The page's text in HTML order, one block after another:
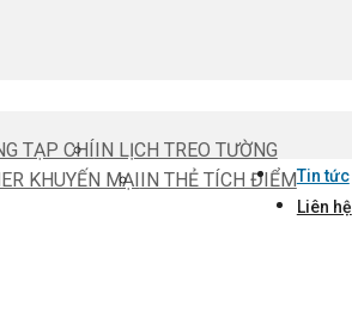
TẠP CHÍIN LỊCH TREO TƯỜNG
KHUYẾN MẠIIN THẺ TÍCH ĐIỂMTin tức
Liên hệ